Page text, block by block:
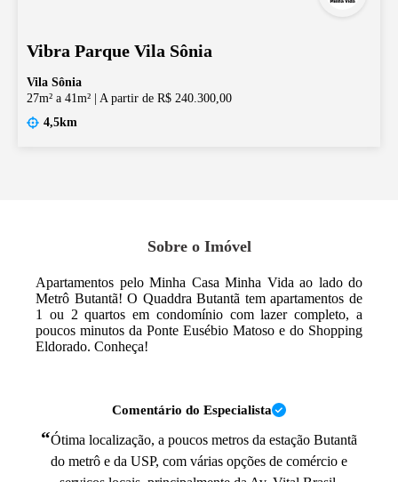
Vibra Parque Vila Sônia
Vila Sônia
27m² a 41m²
A partir de R$ 240.300,00
4,5km
Sobre o Imóvel
Apartamentos pelo Minha Casa Minha Vida ao lado do
Metrô Butantã! O Quaddra Butantã tem apartamentos de
1 ou 2 quartos em condomínio com lazer completo, a
poucos minutos da Ponte Eusébio Matoso e do Shopping
Eldorado. Conheça!
Comentário do Especialista
“Ótima localização, a poucos metros da estação Butantã
do metrô e da USP, com várias opções de comércio e